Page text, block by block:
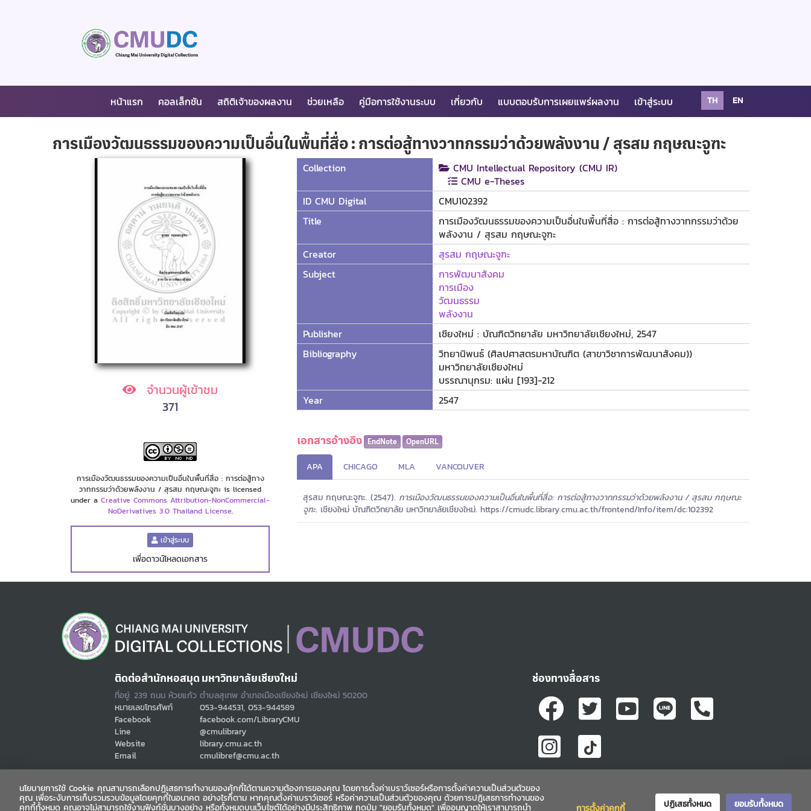
หน้าแรก คอลเล็กชัน สถิติเจ้าของผลงาน ช่วยเหลือ คู่มือการใช้งานระบบ เกี่ยวกับ แบบตอบรับการเผยแพร่ผลงาน เข้าสู่ระบบ TH EN
การเมืองวัฒนธรรมของความเป็นอื่นในพื้นที่สื่อ : การต่อสู้ทางวาทกรรมว่าด้วยพลังงาน / สุรสม กฤษณะจูฑะ
จำนวนผู้เข้าชม
371
การเมืองวัฒนธรรมของความเป็นอื่นในพื้นที่สื่อ : การต่อสู้ทาง
วาทกรรมว่าด้วยพลังงาน / สุรสม กฤษณะจูฑะ is licensed
under a Creative Commons Attribution-NonCommercial-
NoDerivatives 3.0 Thailand License.
เข้าสู่ระบบ
เพื่อดาวน์โหลดเอกสาร
Collection
CMU Intellectual Repository (CMU IR)
CMU e-Theses
ID CMU Digital
CMU102392
Title
การเมืองวัฒนธรรมของความเป็นอื่นในพื้นที่สื่อ : การต่อสู้ทางวาทกรรมว่าด้วย
พลังงาน / สุรสม กฤษณะจูฑะ
Creator
สุรสม กฤษณะจูฑะ
Subject
การพัฒนาสังคม
การเมือง
วัฒนธรรม
พลังงาน
Publisher
เชียงใหม่ : บัณฑิตวิทยาลัย มหาวิทยาลัยเชียงใหม่, 2547
Bibliography
วิทยานิพนธ์ (ศิลปศาสตรมหาบัณฑิต (สาขาวิชาการพัฒนาสังคม))
มหาวิทยาลัยเชียงใหม่
บรรณานุกรม: แผ่น [193]-212
Year
2547
เอกสารอ้างอิง EndNote OpenURL
APA CHICAGO MLA VANCOUVER
สุรสม กฤษณะจูฑะ. (2547). การเมืองวัฒนธรรมของความเป็นอื่นในพื้นที่สื่อ: การต่อสู้ทางวาทกรรมว่าด้วยพลังงาน / สุรสม กฤษณะ
จูฑะ. เชียงใหม่ บัณฑิตวิทยาลัย มหาวิทยาลัยเชียงใหม่. https://cmudc.library.cmu.ac.th/frontend/Info/item/dc:102392
ติดต่อสำนักหอสมุด มหาวิทยาลัยเชียงใหม่
ที่อยู่: 239 ถนน ห้วยแก้ว ตำบลสุเทพ อำเภอเมืองเชียงใหม่ เชียงใหม่ 50200
หมายเลขโทรศัพท์ 053-944531, 053-944589
Facebook
facebook.com/LibraryCMU
Line
@cmulibrary
Website
library.cmu.ac.th
Email
cmulibref@cmu.ac.th
ช่องทางสื่อสาร
นโยบายการใช้ Cookie คุณสามารถเลือกปฏิเสธการทำงานของคุ้กกี้ได้ตามความต้องการของคุณ โดยการตั้งค่าเบราว์เซอร์หรือการตั้งค่าความเป็นส่วนตัวของ
คุณ เพื่อระงับการเก็บรวมรวบข้อมูลโดยคุกกี้ในอนาคต อย่างไรก็ตาม หากคุณตั้งค่าเบราว์เซอร์ หรือค่าความเป็นส่วนตัวของคุณ ด้วยการปฎิเสธการทำงานของ
คุกกี้ทั้งหมด คุณอาจไม่สามารถใช้งานฟังก์ชั่นบางอย่าง หรือทั้งหมดบนเว็บไซต์ได้อย่างมีประสิทธิภาพ กดปุ่ม "ยอมรับทั้งหมด" เพื่ออนุญาตให้เราสามารถนำ การตั้งค่าคุกกี้ ยอมรับทั้งหมด
ปฏิเสธทั้งหมด